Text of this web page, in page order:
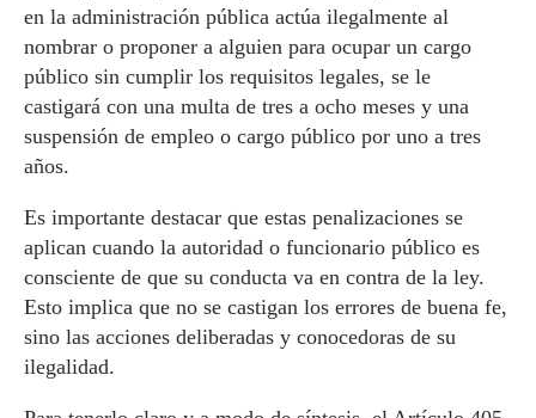
en la administración pública actúa ilegalmente al
nombrar o proponer a alguien para ocupar un cargo
público sin cumplir los requisitos legales, se le
castigará con una multa de tres a ocho meses y una
suspensión de empleo o cargo público por uno a tres
años.
Es importante destacar que estas penalizaciones se
aplican cuando la autoridad o funcionario público es
consciente de que su conducta va en contra de la ley.
Esto implica que no se castigan los errores de buena fe,
sino las acciones deliberadas y conocedoras de su
ilegalidad.